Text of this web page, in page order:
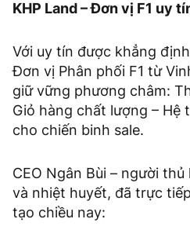
KHP Land – Đơn vị F1 uy
Với uy tín được khẳng
Đơn vị Phân phối F1 từ
giữ vững phương châm:
Giỏ hàng chất lượng – Hệ
cho chiến binh sale.
CEO Ngân Bùi – người
và nhiệt huyết, đã trực
tạo chiều nay: